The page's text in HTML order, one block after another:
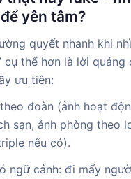
yên tâm?
quyết nhanh khi
cụ thể hơn là lời quảng
ưu tiên:
đoàn (ảnh hoạt
sạn, ảnh phòng theo
nếu có).
ngữ cảnh: đi mấy